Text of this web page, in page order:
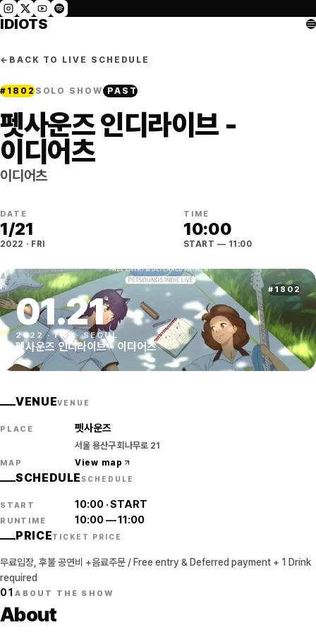
IDIOTS
← BACK TO LIVE SCHEDULE
# 1802SOLO SHOW PAST
펫사운즈 인디라이브 -
이디어츠
이디어츠
DATE
1/21
2022 · FRI
TIME
10:00
START — 11:00
# 1802
01.21
2022·FRI·SEOUL
펫사운즈 인디라이브 - 이디어츠
VENUEVENUE
PLACE 펫사운즈
서울 용산구 회나무로 21
MAP View map
SCHEDULE SCHEDULE
START 10:00·START
RUNTIME 10:00—11:00
PRICETICKET PRICE
무료입장, 후불 공연비 +음료주문 / Free entry & Deferred payment + 1 Drink
required
01ABOUT THE SHOW
About